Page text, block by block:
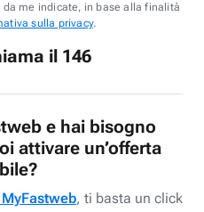
me indicate, in base alla finalità
sulla privacy.
il 146
e hai bisogno
attivare un’offerta
, ti basta un click